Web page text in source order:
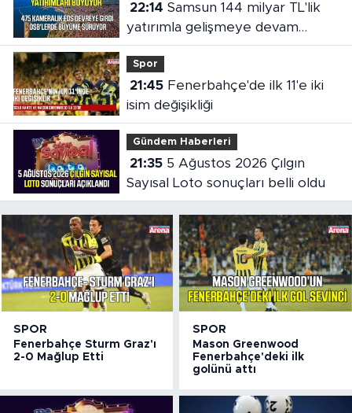
22:14
yatırımla gelişmeye devam
ediyor
Spor
21:45Fenerbahçe'de ilk 11'e iki
isim değişikliği
Gündem Haberleri
21:355 Ağustos 2026 Çılgın
Sayısal Loto sonuçları belli oldu
SPOR
Fenerbahçe Sturm Graz'ı
2-0 Mağlup Etti
SPOR
Mason Greenwood
Fenerbahçe'deki ilk
golünü attı